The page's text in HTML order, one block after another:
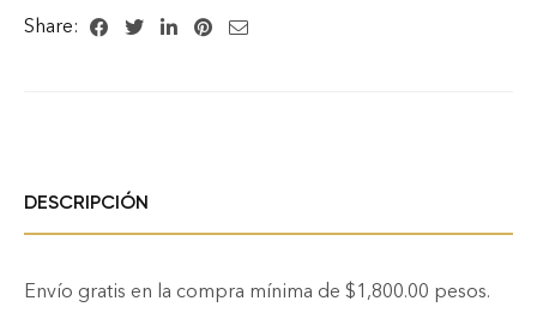
Share:
DESCRIPCIÓN
Envío gratis en la compra mínima de $1,800.00 pesos.